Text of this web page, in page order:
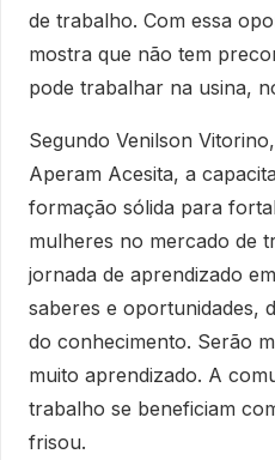
de trabalho. Com essa
mostra que não tem
pode trabalhar na usina,
Segundo Venilson
Aperam Acesita, a
formação sólida para
mulheres no mercado de
jornada de aprendizado
saberes e oportunidades,
do conhecimento. Serão
muito aprendizado. A
trabalho se beneficiam
frisou.